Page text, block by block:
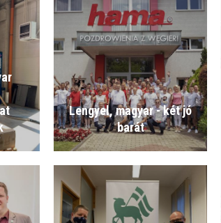
Lengyel, magyar - két jó
barát